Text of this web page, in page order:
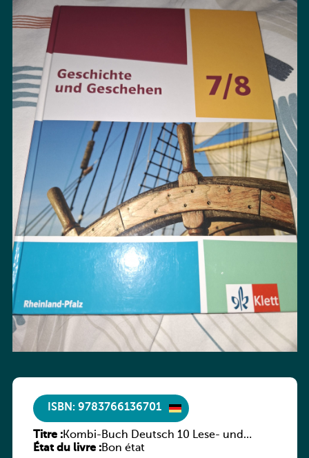
ISBN: 9783766136701
Titre :Kombi-Buch Deutsch 10 Lese- und
Sprachbuch
État du livre :Bon état